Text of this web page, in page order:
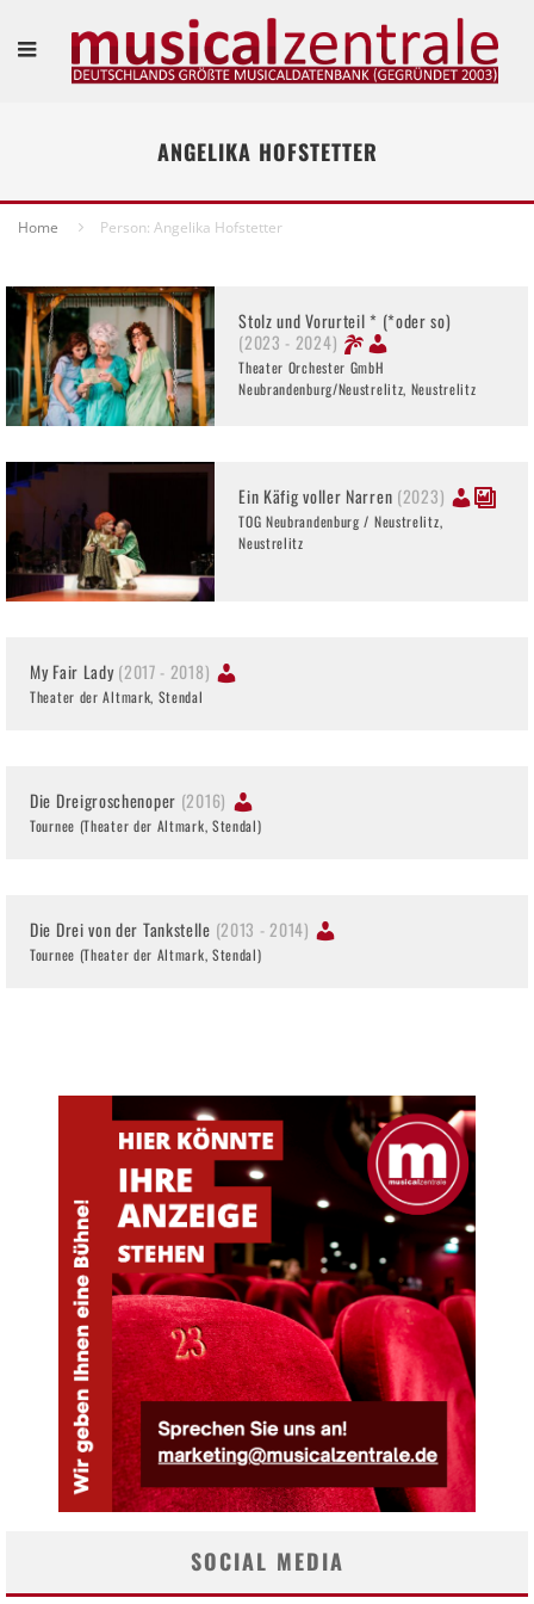
ANGELIKA HOFSTETTER
Home Person: Angelika Hofstetter
Stolz und Vorurteil * (*oder so)
(2023 - 2024)
Theater Orchester GmbH
Neubrandenburg/Neustrelitz, Neustrelitz
Ein Käfig voller Narren (2023)
TOG Neubrandenburg / Neustrelitz,
Neustrelitz
My Fair Lady(2017 - 2018)
Theater der Altmark, Stendal
Die Dreigroschenoper (2016)
Tournee (Theater der Altmark, Stendal)
Die Drei von der Tankstelle (2013 - 2014)
Tournee (Theater der Altmark, Stendal)
SOCIAL MEDIA